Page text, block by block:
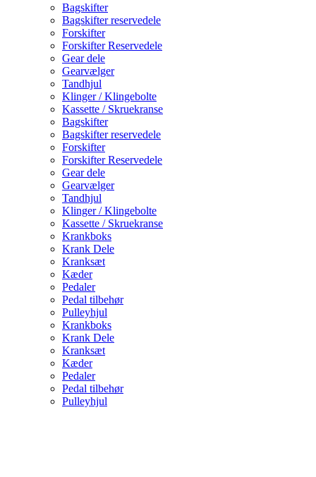
Bagskifter
Bagskifter reservedele
Forskifter
Forskifter Reservedele
Gear dele
Gearvælger
Tandhjul
Klinger / Klingebolte
Kassette / Skruekranse
Bagskifter
Bagskifter reservedele
Forskifter
Forskifter Reservedele
Gear dele
Gearvælger
Tandhjul
Klinger / Klingebolte
Kassette / Skruekranse
Krankboks
Krank Dele
Kranksæt
Kæder
Pedaler
Pedal tilbehør
Pulleyhjul
Krankboks
Krank Dele
Kranksæt
Kæder
Pedaler
Pedal tilbehør
Pulleyhjul